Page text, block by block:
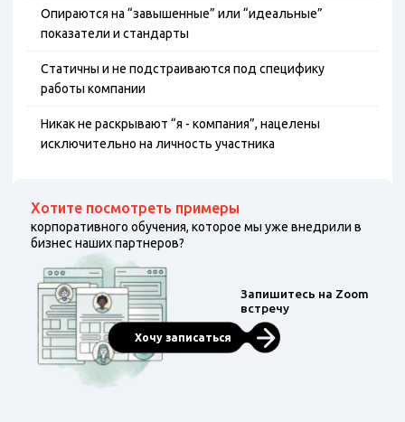
Опираются на “завышенные” или “идеальные”
показатели и стандарты
Статичны и не подстраиваются под специфику
работы компании
Никак не раскрывают “я - компания”, нацелены
исключительно на личность участника
Хотите посмотреть примеры
корпоративного обучения, которое мы уже внедрили в
бизнес наших партнеров?
Запишитесь на Zoom
встречу
Хочу записаться